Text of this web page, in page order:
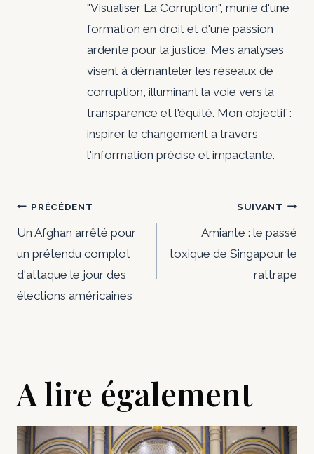
"Visualiser La Corruption", munie d'une
formation en droit et d'une passion
ardente pour la justice. Mes analyses
visent à démanteler les réseaux de
corruption, illuminant la voie vers la
transparence et l'équité. Mon objectif :
inspirer le changement à travers
l'information précise et impactante.
Navigation
de
l’article
PRÉCÉDENT
Un Afghan arrêté pour
un prétendu complot
d'attaque le jour des
élections américaines
SUIVANT
Amiante : le passé
toxique de Singapour le
rattrape
A lire également